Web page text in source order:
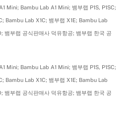
Mini; Bambu Lab A1 Mini; 뱀부랩 P1S, P1SC;
Bambu Lab X1C; 뱀부랩 X1E; Bambu Lab
뱀부랩 공식판매사 덕유항공; 뱀부랩 한국 공
Mini; Bambu Lab A1 Mini; 뱀부랩 P1S, P1SC;
Bambu Lab X1C; 뱀부랩 X1E; Bambu Lab
뱀부랩 공식판매사 덕유항공; 뱀부랩 한국 공